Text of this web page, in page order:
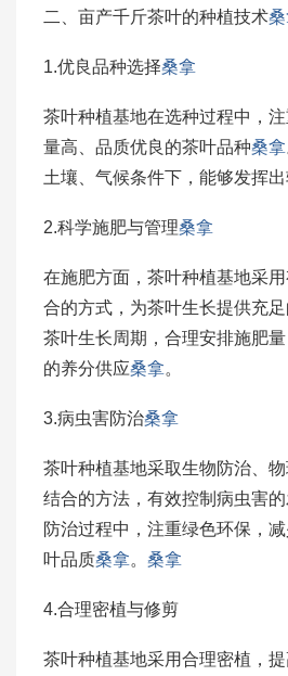
二、亩产千斤茶叶的种植技术
1.优良品种选择桑拿
茶叶种植基地在选种过程中，
量高、品质优良的茶叶品种桑拿
土壤、气候条件下，能够发挥出
2.科学施肥与管理桑拿
在施肥方面，茶叶种植基地采
合的方式，为茶叶生长提供充
茶叶生长周期，合理安排施肥
的养分供应桑拿。
3.病虫害防治桑拿
茶叶种植基地采取生物防治、
结合的方法，有效控制病虫害
防治过程中，注重绿色环保，
叶品质桑拿。 桑拿
4.合理密植与修剪
茶叶种植基地采用合理密植，